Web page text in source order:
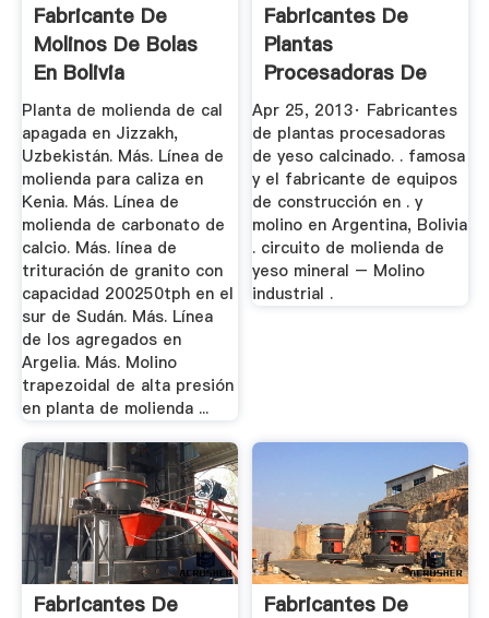
Fabricante De
Molinos De Bolas
En Bolivia
Planta de molienda de cal
apagada en Jizzakh,
Uzbekistán. Más. Línea de
molienda para caliza en
Kenia. Más. Línea de
molienda de carbonato de
calcio. Más. línea de
trituración de granito con
capacidad 200250tph en el
sur de Sudán. Más. Línea
de los agregados en
Argelia. Más. Molino
trapezoidal de alta presión
en planta de molienda ...
Fabricantes De
Plantas
Procesadoras De
Yeso Calcinado En
...
Apr 25, 2013· Fabricantes
de plantas procesadoras
de yeso calcinado. . famosa
y el fabricante de equipos
de construcción en . y
molino en Argentina, Bolivia
. circuito de molienda de
yeso mineral – Molino
industrial .
Fabricantes De
Fabricantes De